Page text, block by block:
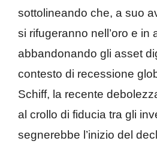
sottolineando che, a suo
si rifugeranno nell’oro e in
abbandonando gli asset
contesto di recessione
Schiff, la recente
al crollo di fiducia tra gli
segnerebbe l’inizio del